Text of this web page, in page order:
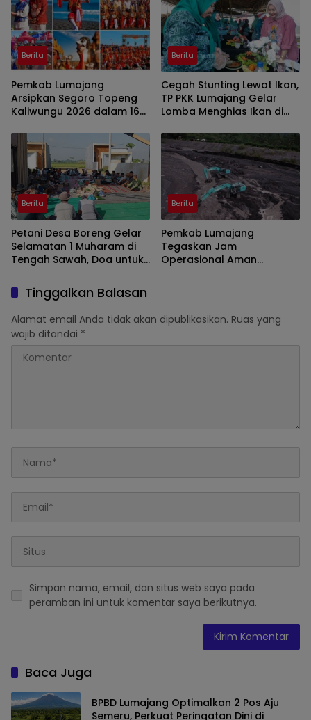
Berita
Pemkab Lumajang
Arsipkan Segoro Topeng
Kaliwungu 2026 dalam 160
Berita
Cegah Stunting Lewat Ikan,
TP PKK Lumajang Gelar
Lomba Menghias Ikan di
Berita
Petani Desa Boreng Gelar
Selamatan 1 Muharam di
Tengah Sawah, Doa untuk
Berita
Pemkab Lumajang
Tegaskan Jam
Operasional Aman
Tinggalkan Balasan
Alamat email Anda tidak akan dipublikasikan. Ruas yang
wajib ditandai *
Simpan nama, email, dan situs web saya pada
peramban ini untuk komentar saya berikutnya.
Baca Juga
BPBD Lumajang Optimalkan 2 Pos Aju
Semeru, Perkuat Peringatan Dini di